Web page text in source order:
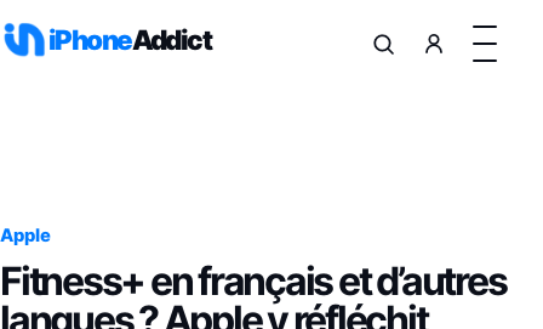
iPhoneAddict
Apple
Fitness+ en français et d’autres